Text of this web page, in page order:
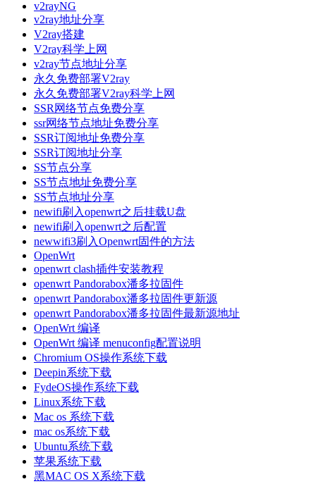
v2rayNG
v2ray地址分享
V2ray搭建
V2ray科学上网
v2ray节点地址分享
永久免费部署V2ray
永久免费部署V2ray科学上网
SSR网络节点免费分享
ssr网络节点地址免费分享
SSR订阅地址免费分享
SSR订阅地址分享
SS节点分享
SS节点地址免费分享
SS节点地址分享
newifi刷入openwrt之后挂载U盘
newifi刷入openwrt之后配置
newwifi3刷入Openwrt固件的方法
OpenWrt
openwrt clash插件安装教程
openwrt Pandorabox潘多拉固件
openwrt Pandorabox潘多拉固件更新源
openwrt Pandorabox潘多拉固件最新源地址
OpenWrt 编译
OpenWrt 编译 menuconfig配置说明
Chromium OS操作系统下载
Deepin系统下载
FydeOS操作系统下载
Linux系统下载
Mac os 系统下载
mac os系统下载
Ubuntu系统下载
苹果系统下载
黑MAC OS X系统下载